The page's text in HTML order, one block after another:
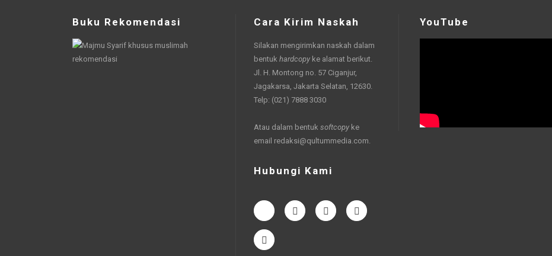
Buku Rekomendasi Cara Kirim Naskah
Silakan mengirimkan naskah dalam
bentuk hardcopy ke alamat berikut.
Jl. H. Montong no. 57 Ciganjur,
Jagakarsa, Jakarta Selatan, 12630.
Telp: (021) 7888 3030
Atau dalam bentuk softcopy ke
email redaksi@qultummedia.com
Hubungi Kami
YouTube